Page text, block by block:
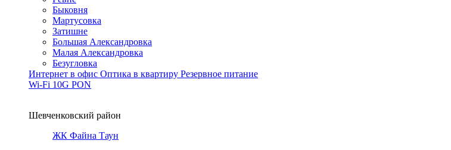
Быковня
Мартусовка
Затишне
Большая Александровка
Малая Александровка
Безугловка
Интернет в офис Оптика в квартиру Резервное питание
Wi-Fi 10G PON
Шевченковский район
ЖК Файна Таун